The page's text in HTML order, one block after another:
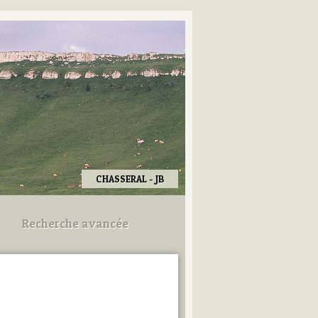
CHASSERAL - JB
Recherche avancée
Utilisez les champs ci-dessous